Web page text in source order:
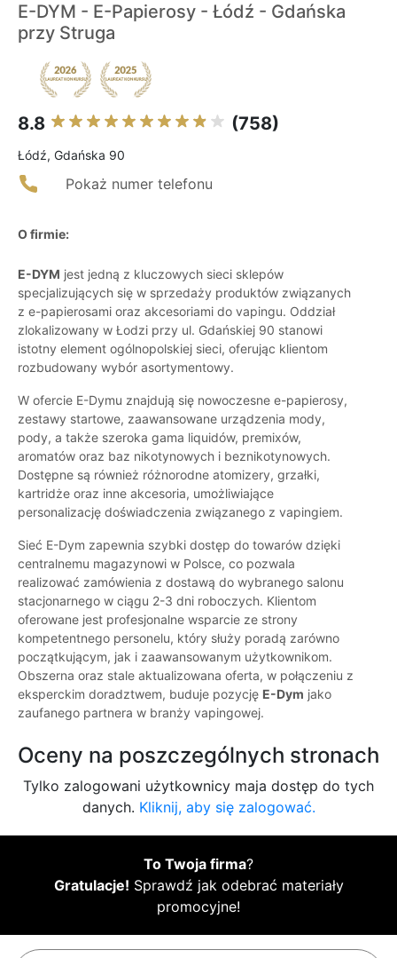
E-DYM - E-Papierosy - Łódź - Gdańska
przy Struga
8.8 (758)
Łódź, Gdańska 90
Pokaż numer telefonu
O firmie:
E-DYM jest jedną z kluczowych sieci sklepów
specjalizujących się w sprzedaży produktów związanych
z e-papierosami oraz akcesoriami do vapingu. Oddział
zlokalizowany w Łodzi przy ul. Gdańskiej 90 stanowi
istotny element ogólnopolskiej sieci, oferując klientom
rozbudowany wybór asortymentowy.
W ofercie E-Dymu znajdują się nowoczesne e-papierosy,
zestawy startowe, zaawansowane urządzenia mody,
pody, a także szeroka gama liquidów, premixów,
aromatów oraz baz nikotynowych i beznikotynowych.
Dostępne są również różnorodne atomizery, grzałki,
kartridże oraz inne akcesoria, umożliwiające
personalizację doświadczenia związanego z vapingiem.
Sieć E-Dym zapewnia szybki dostęp do towarów dzięki
centralnemu magazynowi w Polsce, co pozwala
realizować zamówienia z dostawą do wybranego salonu
stacjonarnego w ciągu 2-3 dni roboczych. Klientom
oferowane jest profesjonalne wsparcie ze strony
kompetentnego personelu, który służy poradą zarówno
początkującym, jak i zaawansowanym użytkownikom.
Obszerna oraz stale aktualizowana oferta, w połączeniu z
eksperckim doradztwem, buduje pozycję E-Dym jako
zaufanego partnera w branży vapingowej.
Oceny na poszczególnych stronach
Tylko zalogowani użytkownicy maja dostęp do tych
danych. Kliknij, aby się zalogować.
To Twoja firma?
Gratulacje! Sprawdź jak odebrać materiały
promocyjne!